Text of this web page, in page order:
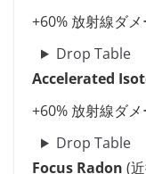
+60% 放射線ダ
Drop Table
Accelerated
+60% 放射線ダ
Drop Table
Focus Radon (